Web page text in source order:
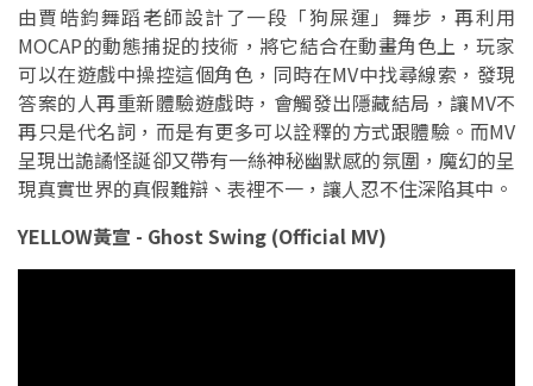
由賈皓鈞舞蹈老師設計了一段「狗屎運」舞步，再利用
MOCAP的動態捕捉的技術，將它結合在動畫角色上，玩家
可以在遊戲中操控這個角色，同時在MV中找尋線索，發現
答案的人再重新體驗遊戲時，會觸發出隱藏結局，讓MV不
再只是代名詞，而是有更多可以詮釋的方式跟體驗。而MV
呈現出詭譎怪誕卻又帶有一絲神秘幽默感的氛圍，魔幻的呈
現真實世界的真假難辯、表裡不一，讓人忍不住深陷其中。
YELLOW黃宣 - Ghost Swing (Official MV)